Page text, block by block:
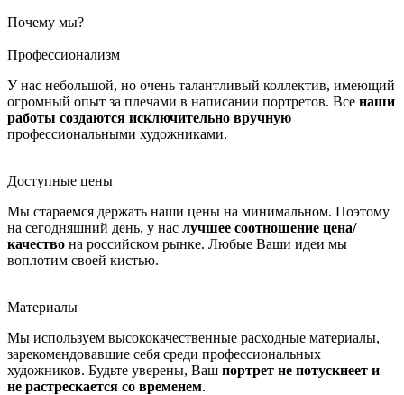
Почему мы?
Профессионализм
У нас небольшой, но очень талантливый коллектив, имеющий
огромный опыт за плечами в написании портретов. Все наши
работы создаются исключительно вручную
профессиональными художниками.
Доступные цены
Мы стараемся держать наши цены на минимальном. Поэтому
на сегодняшний день, у нас лучшее соотношение цена/
качество на российском рынке. Любые Ваши идеи мы
воплотим своей кистью.
Материалы
Мы используем высококачественные расходные материалы,
зарекомендовавшие себя среди профессиональных
художников. Будьте уверены, Ваш портрет не потускнеет и
не растрескается со временем.